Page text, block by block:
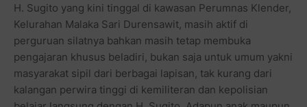
H. Sugito yang kini tinggal di kawasan Perumnas Klender,
Kelurahan Malaka Sari Durensawit, masih aktif di
perguruan silatnya bahkan masih tetap membuka
pengajaran khusus beladiri, bukan saja untuk umum yakni
masyarakat sipil dari berbagai lapisan, tak kurang dari
kalangan perwira tinggi di kemiliteran dan kepolisian